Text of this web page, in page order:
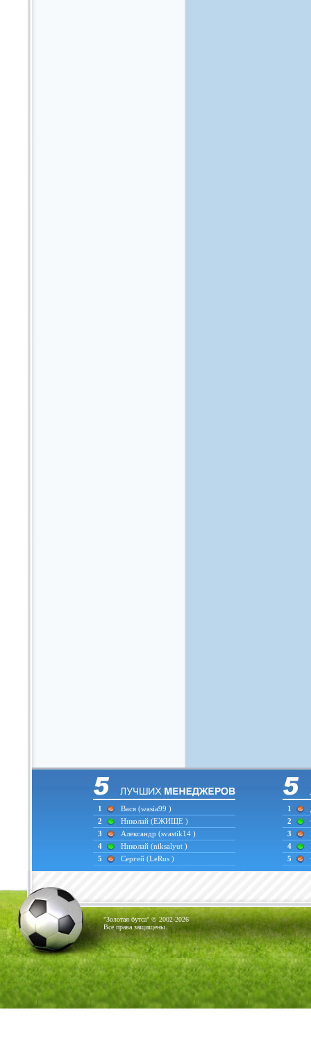
1 Вася (wasia99 )
2
Николай (ЕЖИЩЕ )
3
Александр (svastik14 )
4
Николай (niksalyut )
5
Сергей (LeRus )
1
2
3
4
5
"Золотая бутса" © 2002-2026
Все права защищены.